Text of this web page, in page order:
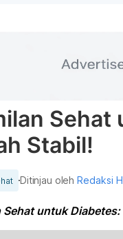
Sehat
Stabil!
Ditinjau olehRedaksi
Sehat untuk